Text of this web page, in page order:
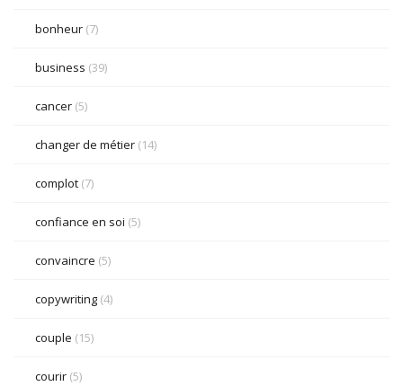
bonheur (7)
business (39)
cancer (5)
changer de métier (14)
complot (7)
confiance en soi (5)
convaincre (5)
copywriting (4)
couple (15)
courir (5)